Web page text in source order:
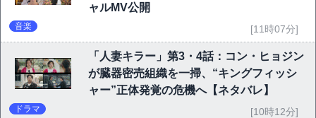
ャルMV公開
音楽 [11時07分]
「人妻キラー」第3・4話：コン・ヒョジン
が臓器密売組織を一掃、“キングフィッシ
ャー”正体発覚の危機へ【ネタバレ】
ドラマ [10時12分]